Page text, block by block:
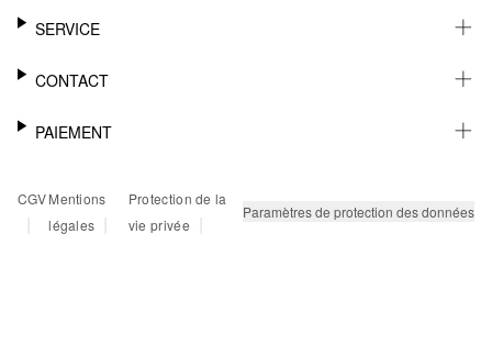
CARRIÈRE
SERVICE
NEWSLETTER
MÉMO
RETOURS
FAQ
CONTACT
AIDE
PAIEMENT
PAYPAL
CARTE BANCAIRE
CGV
|
Mentions
légales |
Protection de la
vie privée
| Paramètres de protection des données